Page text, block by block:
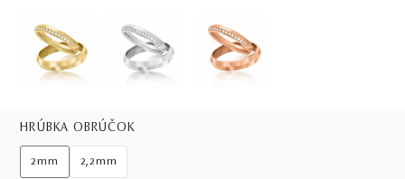
HRÚBKA OBRÚČOK
2mm 2,2mm